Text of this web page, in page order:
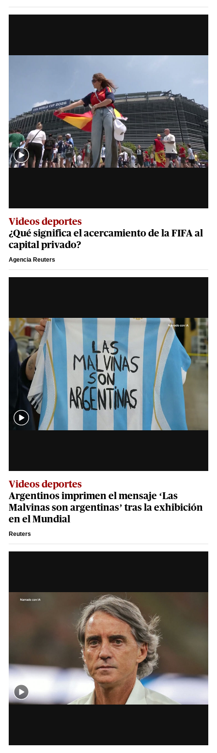
Videos deportes
¿Qué significa el acercamiento de la FIFA al
capital privado?
Agencia Reuters
Videos deportes
Argentinos imprimen el mensaje ‘Las
Malvinas son argentinas’ tras la exhibición
en el Mundial
Reuters